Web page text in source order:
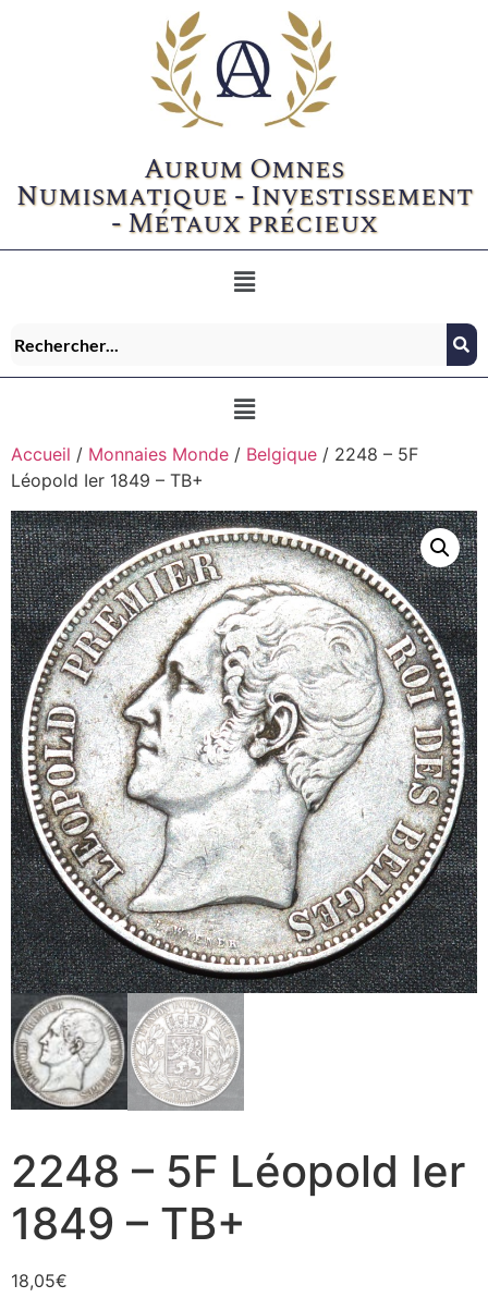
Aurum Omnes
Numismatique - Investissement
- Métaux précieux
Accueil / Monnaies Monde / Belgique / 2248 – 5F
Léopold Ier 1849 – TB+
2248 – 5F Léopold Ier
1849 – TB+
18,05€